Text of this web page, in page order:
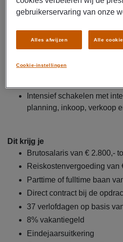
planning en logistiek
afwijkingen of knelpunten
Ondersteunen bij het
Intensief schakelen met
planning, inkoop, verkoop
Dit krijg je
Brutosalaris van € 2.800,-
Reiskostenvergoeding van
Parttime of fulltime baan
Direct contract bij de
37 verlofdagen op basis
8% vakantiegeld
Eindejaarsuitkering
gebruikerservaring van onze
Cookie-instellingen
Alles afwijzen Alle